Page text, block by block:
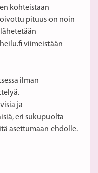
kohteistaan
pituus on noin
viimeistään
ilman
ja
eri sukupuolta
asettumaan ehdolle.